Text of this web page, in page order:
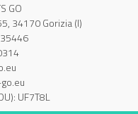
GO
34170 Gorizia (I)
UF7T8L